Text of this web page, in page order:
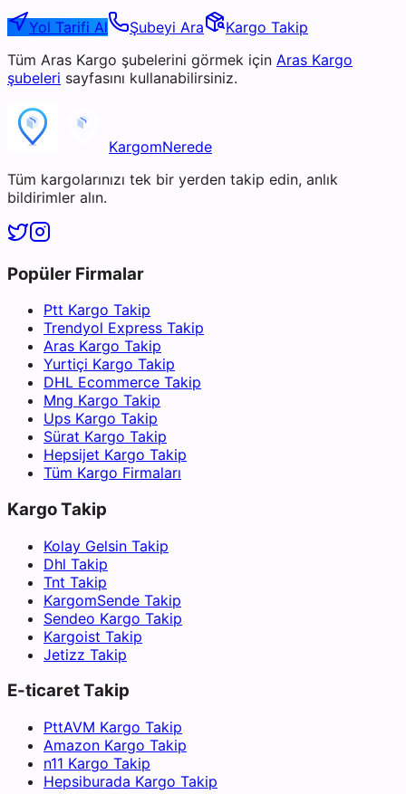
Yol Tarifi Al Şubeyi Ara
Kargo Takip
Tüm Aras Kargo şubelerini görmek için Aras Kargo
şubeleri sayfasını kullanabilirsiniz.
KargomNerede
Tüm kargolarınızı tek bir yerden takip edin, anlık
bildirimler alın.
Popüler Firmalar
Ptt Kargo Takip
Trendyol Express Takip
Aras Kargo Takip
Yurtiçi Kargo Takip
DHL Ecommerce Takip
Mng Kargo Takip
Ups Kargo Takip
Sürat Kargo Takip
Hepsijet Kargo Takip
Tüm Kargo Firmaları
Kargo Takip
Kolay Gelsin Takip
Dhl Takip
Tnt Takip
KargomSende Takip
Sendeo Kargo Takip
Kargoist Takip
Jetizz Takip
E-ticaret Takip
PttAVM Kargo Takip
Amazon Kargo Takip
n11 Kargo Takip
Hepsiburada Kargo Takip